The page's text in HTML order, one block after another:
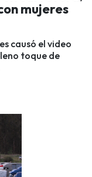
mujeres
causó el video
toque de